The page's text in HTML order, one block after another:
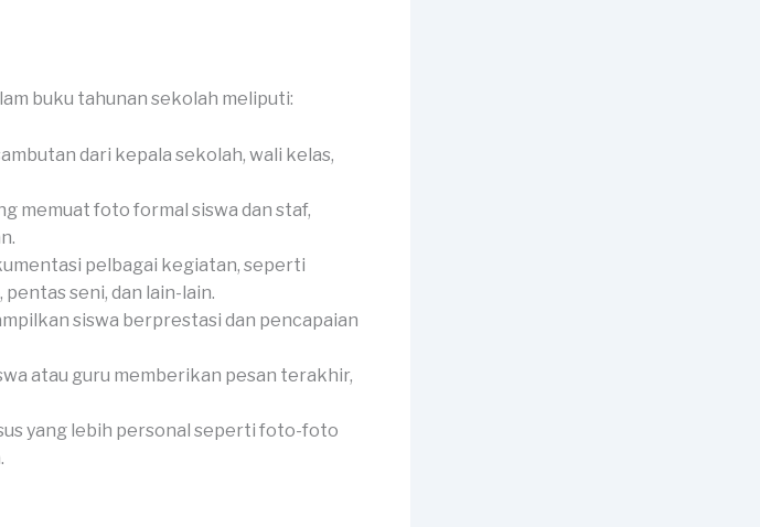
buku tahunan sekolah meliputi:
dari kepala sekolah, wali kelas,
memuat foto formal siswa dan staf,
pelbagai kegiatan, seperti
seni, dan lain-lain.
siswa berprestasi dan pencapaian
atau guru memberikan pesan terakhir,
yang lebih personal seperti foto-foto